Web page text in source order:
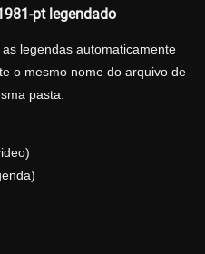
pt legendado
legendas automaticamente
o mesmo nome do arquivo de
pasta.